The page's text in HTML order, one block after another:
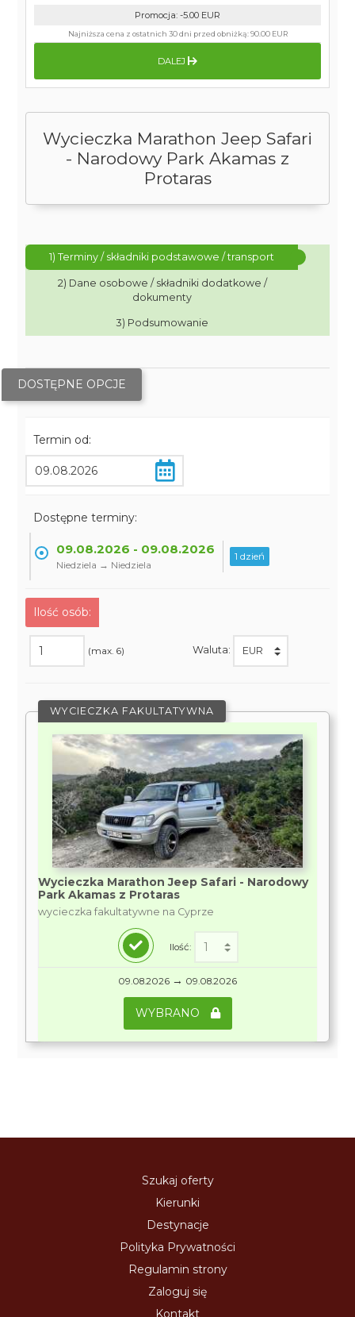
Wycieczka Marathon Jeep Safari
- Narodowy Park Akamas z
Protaras
1) Terminy / składniki podstawowe / transport
2) Dane osobowe / składniki dodatkowe /
dokumenty
3) Podsumowanie
DOSTĘPNE OPCJE
Termin od:
Dostępne terminy:
09.08.2026 - 09.08.2026
Niedziela → Niedziela
1 dzień
Ilość osób:
(max. 6) Waluta:
WYCIECZKA FAKULTATYWNA
Wycieczka Marathon Jeep Safari - Narodowy
Park Akamas z Protaras
wycieczka fakultatywne na Cyprze
Ilość:
09.08.2026 → 09.08.2026
WYBRANO
Promocja: -5.00 EUR
Najniższa cena z ostatnich 30 dni przed obniżką:90.00 EUR
DALEJ
Szukaj oferty
Kierunki
Destynacje
Polityka Prywatności
Regulamin strony
Zaloguj się
Kontakt